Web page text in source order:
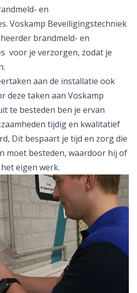
en
Voskamp Beveiligingstechniek
brandmeld- en
voor je verzorgen, zodat je
aan de installatie ook
deze taken aan Voskamp
te besteden ben je ervan
tijdig en kwalitatief
Dit bespaart je tijd en zorg die
moet besteden, waardoor hij of
eigen werk.